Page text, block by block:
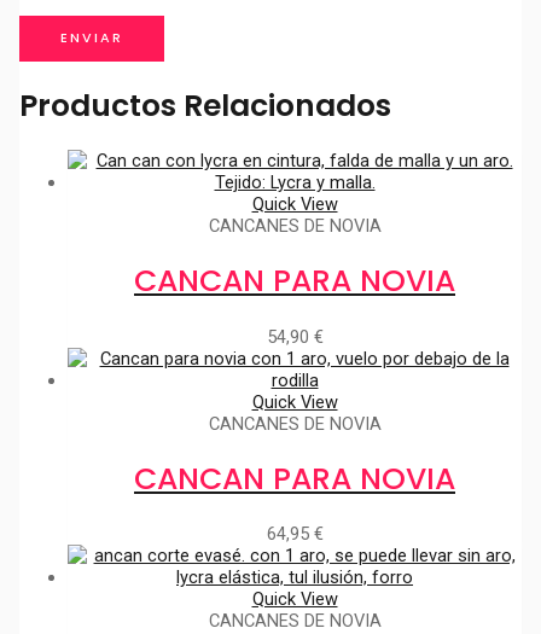
Productos Relacionados
Quick View
CANCANES DE NOVIA
CANCAN PARA NOVIA
54,90 €
Quick View
CANCANES DE NOVIA
CANCAN PARA NOVIA
64,95 €
Quick View
CANCANES DE NOVIA